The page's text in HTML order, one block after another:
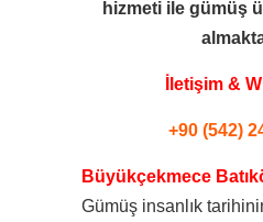
hizmeti ile gümüş
İletişim &
+90 (542)
Büyükçekmece
Gümüş insanlık